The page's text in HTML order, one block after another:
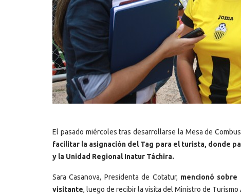
El pasado miércoles tras desarrollarse la Mesa de
facilitar la asignación del Tag para el turista, donde
y la Unidad Regional Inatur Táchira.
Sara Casanova, Presidenta de Cotatur, mencionó
visitante, luego de recibir la visita del Ministro de